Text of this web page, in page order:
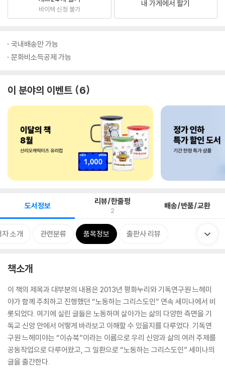
바이백 신청 불가
내 가게에서 팔기
국내배송만 가능
문화비소득공제 가능
이 분야의 이벤트 6
도서정보 리뷰/한줄평
2 배송/반품/교환
자 소개 관련분류 품목정보 출판사 리뷰
책소개
이 책의 제목과 대부분의 내용은 2013년 평화누리와 기독연구원 느헤미
야가 함께 주최하고 진행했던 “노동하는 그리스도인” 연속 세미나에서 비
롯되었다. 여기에 실린 글들은 노동하며 살아가는 삶의 다양한 측면을 기
독교 신앙 안에서 어떻게 바라보고 이해할 수 있을지를 다루었다. 기독연
구원 느헤미야는 “이슈북”이라는 이름으로 우리 신앙과 삶의 여러 주제를
공동작업으로 다루어왔고, 그 일환으로 “노동하는 그리스도인” 세미나의
글을 출간한다.